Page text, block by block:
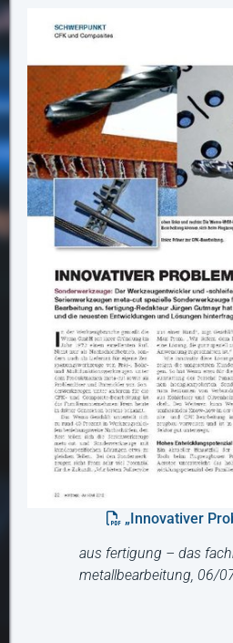
„Innovativer
aus fertigung – das
metallbearbeitung, 06/